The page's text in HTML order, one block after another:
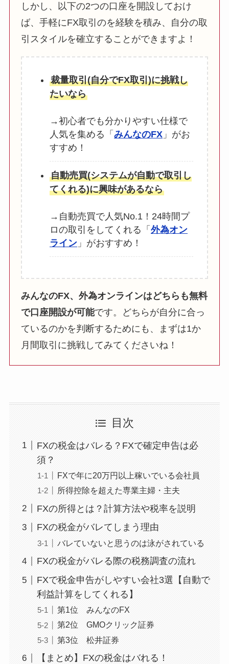
しかし、以下の2つの口座を開設しておけ
ば、手軽にFX取引のを経験を積み、自分の取
引スタイルを確立することができますよ！
裁量取引(自分でFX取引)に挑戦し
たいなら
→初心者でも分かりやすい仕様で
人気を集める「みんなのFX 」がお
すすめ！
自動売買(システムが自動で取引し
てくれる)に興味があるなら
→自動売買で人気No.1！24時間プ
ロの取引をしてくれる「外為オン
ライン 」がおすすめ！
みんなのFX、外為オンラインはどちらも無料
で口座開設が可能です。どちらが自分に合っ
ているのかを判断するためにも、まずは1か
月間取引に挑戦してみてくださいね！
目次
FXの税金はバレる？FXで確定申告は必
須？
FXで年に20万円以上稼いでいる会社員
所得控除を超えた専業主婦・主夫
FXの所得とは？計算方法や税率を説明
FXの税金がバレてしまう理由
バレていないと思うのは泳がされている
FXの税金がバレる際の税務調査の流れ
FXで税金申告がしやすい会社3選【自動で
利益計算をしてくれる】
第1位 みんなのFX
第2位 GMOクリック証券
第3位 松井証券
【まとめ】FXの税金はバれる！